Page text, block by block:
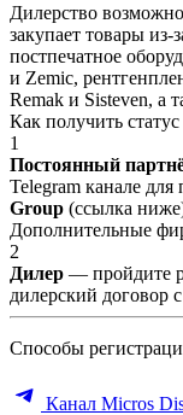
Дилерство
закупает товары
постпечатное
и Zemic,
Remak и Sisteven, а
Как получить статус
1
Постоянный
Telegram канале для
Group (ссылка
Дополнительные
2
Дилер — пройдите
дилерский договор
Способы
Канал Micros